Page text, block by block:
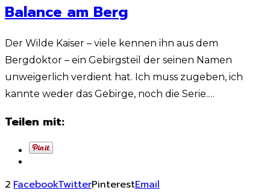
Balance am Berg
Der Wilde Kaiser – viele kennen ihn aus dem
Bergdoktor – ein Gebirgsteil der seinen Namen
unweigerlich verdient hat. Ich muss zugeben, ich
kannte weder das Gebirge, noch die Serie.…
Teilen mit:
2 FacebookTwitterPinterestEmail